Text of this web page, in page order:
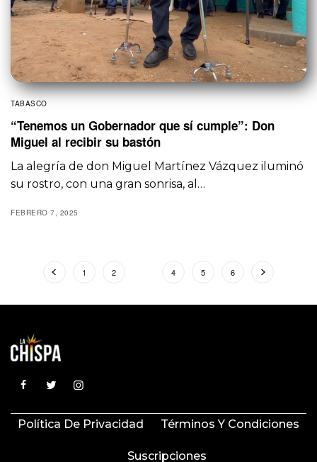
TABASCO
“Tenemos un Gobernador que sí cumple”: Don
Miguel al recibir su bastón
La alegría de don Miguel Martínez Vázquez iluminó
su rostro, con una gran sonrisa, al…
FEBRERO 7, 2025
1 2 4 5 6
Política De Privacidad Términos Y Condiciones
Suscripciones